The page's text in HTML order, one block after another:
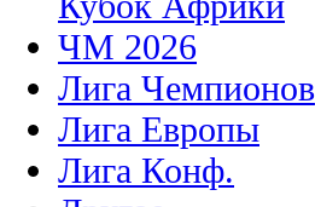
ЧМ 2026
Лига Чемпионов
Лига Европы
Лига Конф.